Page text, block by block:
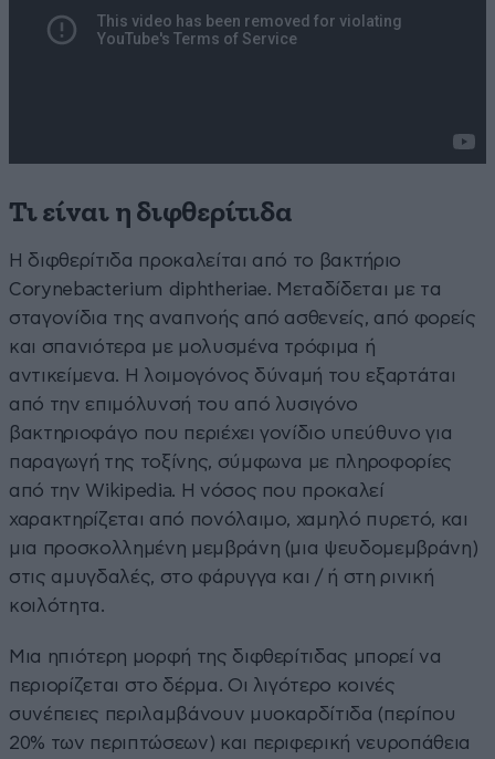
Τι είναι η διφθερίτιδα
Η διφθερίτιδα προκαλείται από το βακτήριο
Corynebacterium diphtheriae. Μεταδίδεται με τα
σταγονίδια της αναπνοής από ασθενείς, από φορείς
και σπανιότερα με μολυσμένα τρόφιμα ή
αντικείμενα. Η λοιμογόνος δύναμή του εξαρτάται
από την επιμόλυνσή του από λυσιγόνο
βακτηριοφάγο που περιέχει γονίδιο υπεύθυνο για
παραγωγή της τοξίνης, σύμφωνα με πληροφορίες
από την Wikipedia. Η νόσος που προκαλεί
χαρακτηρίζεται από πονόλαιμο, χαμηλό πυρετό, και
μια προσκολλημένη μεμβράνη (μια ψευδομεμβράνη)
στις αμυγδαλές, στο φάρυγγα και / ή στη ρινική
κοιλότητα.
Μια ηπιότερη μορφή της διφθερίτιδας μπορεί να
περιορίζεται στο δέρμα. Οι λιγότερο κοινές
συνέπειες περιλαμβάνουν μυοκαρδίτιδα (περίπου
20% των περιπτώσεων) και περιφερική νευροπάθεια